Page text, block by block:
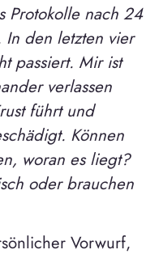
Protokolle nach 24
In den letzten vier
passiert. Mir ist
verlassen
führt und
Können
woran es liegt?
oder brauchen
Vorwurf,